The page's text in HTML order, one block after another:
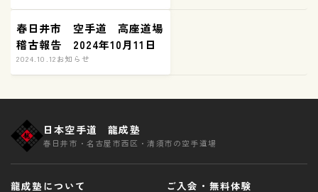
春日井市 空手道 高座道場
稽古報告 2024年10月11日
2024.10.12お知らせ
日本空手道 龍成塾
春日井市・名古屋市西区・清須市の空手道場
龍成塾について ご入会・無料体験